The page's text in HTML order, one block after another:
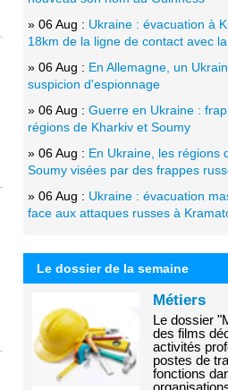
» 06 Aug : Ukraine : évacuation à
18km de la ligne de contact avec
» 06 Aug : En Allemagne, un
suspicion d'espionnage
» 06 Aug : Guerre en Ukraine :
régions de Kharkiv et Soumy
» 06 Aug : En Ukraine, les régions
Soumy visées par des frappes
» 06 Aug : Ukraine : évacuation
face aux attaques russes à
Le dossier de la semaine
Métiers
Le dossier
des films
activités
postes de
fonctions